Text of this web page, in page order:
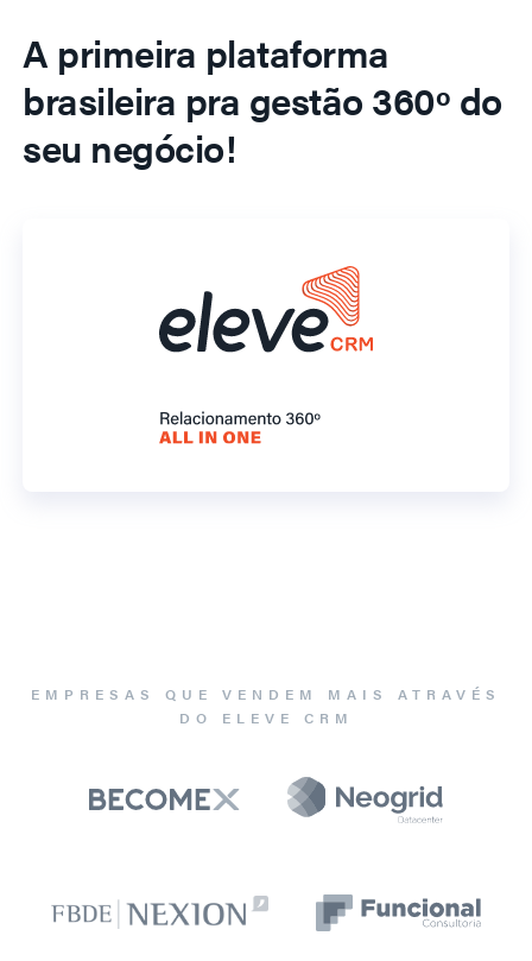
A primeira plataforma
brasileira pra gestão 360º do
seu negócio!
EMPRESAS QUE VENDEM MAIS ATRAVÉS
DO ELEVE CRM